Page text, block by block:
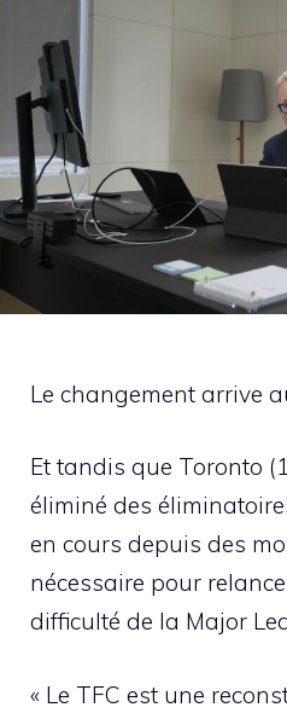
Le changement arrive
Et tandis que Toronto
éliminé des
en cours depuis des
nécessaire pour
difficulté de la Major
« Le TFC est une